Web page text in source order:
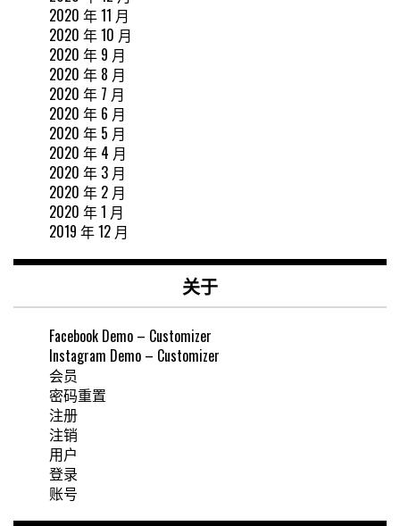
2020 年 11 月
2020 年 10 月
2020 年 9 月
2020 年 8 月
2020 年 7 月
2020 年 6 月
2020 年 5 月
2020 年 4 月
2020 年 3 月
2020 年 2 月
2020 年 1 月
2019 年 12 月
关于
Facebook Demo – Customizer
Instagram Demo – Customizer
会员
密码重置
注册
注销
用户
登录
账号